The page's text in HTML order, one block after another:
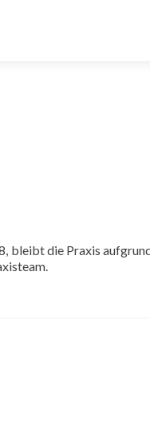
bleibt die Praxis